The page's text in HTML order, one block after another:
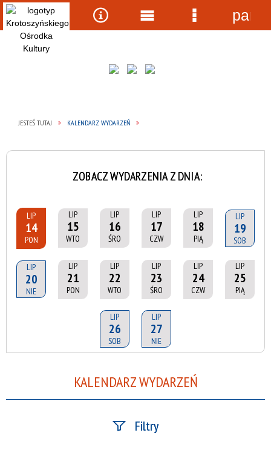
JESTEŚ TUTAJ KALENDARZ WYDARZEŃ
ZOBACZ WYDARZENIA Z DNIA:
LIP
14
PON
LIP
15
WTO
LIP
16
ŚRO
LIP
17
CZW
LIP
18
PIĄ
LIP
19
SOB
LIP
20
NIE
LIP
21
PON
LIP
22
WTO
LIP
23
ŚRO
LIP
24
CZW
LIP
25
PIĄ
LIP
26
SOB
LIP
27
NIE
KALENDARZ WYDARZEŃ
Filtry
Wyszukiwarka
Narzędzia
Menu Menu
panel